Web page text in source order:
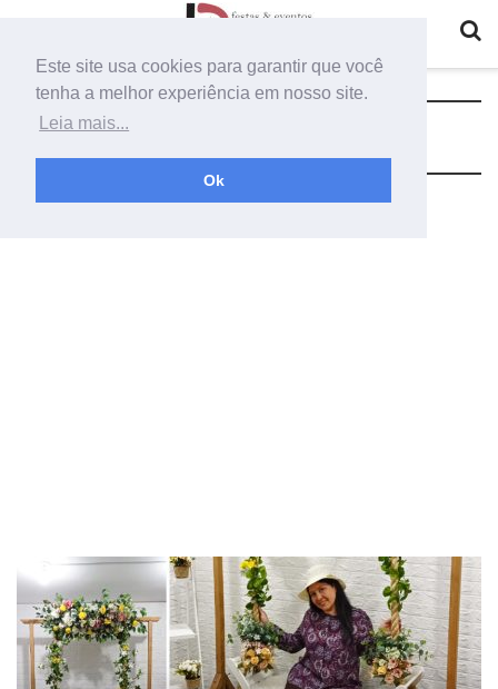
Este site usa cookies para garantir que você
tenha a melhor experiência em nosso site.
Leia mais...
Ok
Tag:balanço suspenso de flores